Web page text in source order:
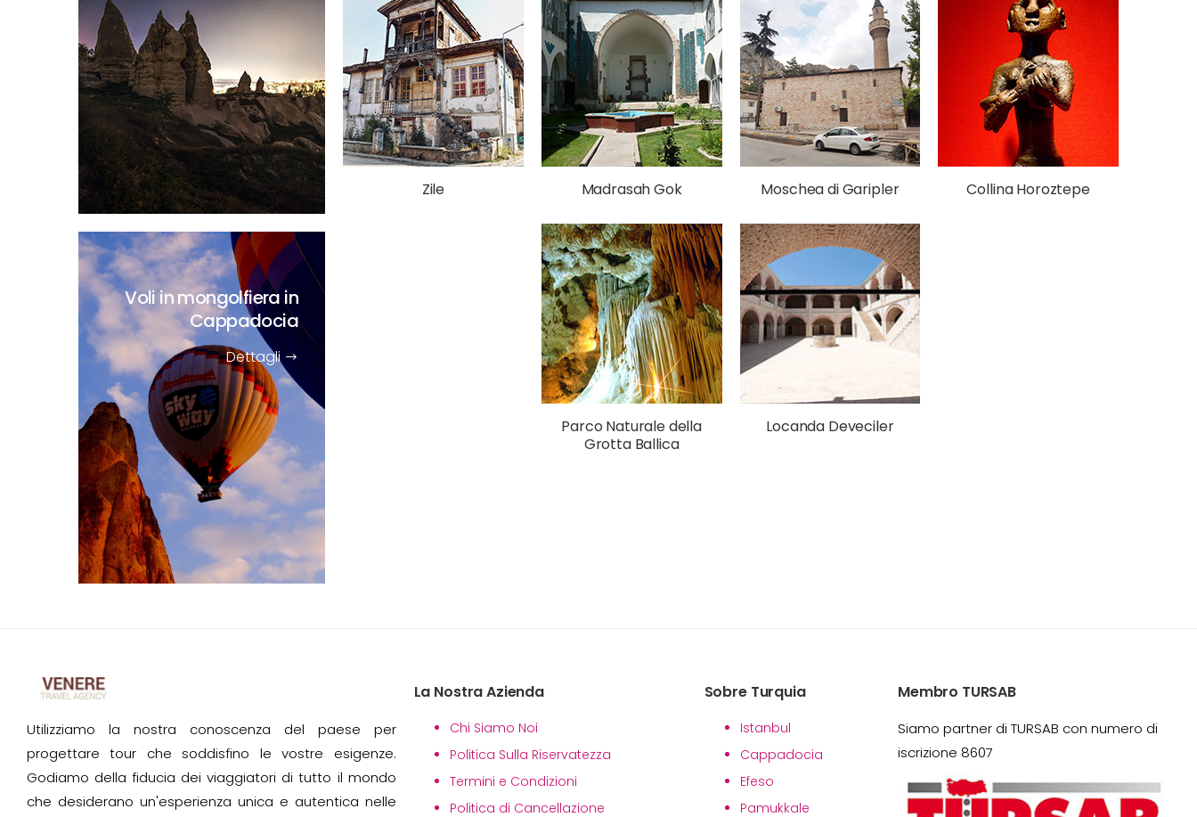
Zile Madrasah Gok Moschea di Garipler Collina Horoztepe
Parco Naturale della
Grotta Ballica
Locanda Deveciler
Voli in mongolfiera in
Cappadocia
Dettagli
Utilizziamo la nostra conoscenza del paese per
progettare tour che soddisfino le vostre esigenze.
Godiamo della fiducia dei viaggiatori di tutto il mondo
che desiderano un'esperienza unica e autentica nelle
La Nostra Azienda
Chi Siamo Noi
Politica Sulla Riservatezza
Termini e Condizioni
Politica di Cancellazione
Sobre Turquia
Istanbul
Cappadocia
Efeso
Pamukkale
Membro TURSAB
Siamo partner di TURSAB con numero di
iscrizione 8607